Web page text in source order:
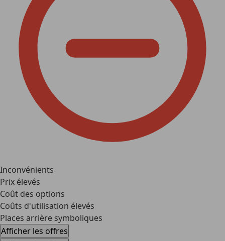
Inconvénients
Prix élevés
Coût des options
Coûts d'utilisation élevés
Places arrière symboliques
Afficher les offres